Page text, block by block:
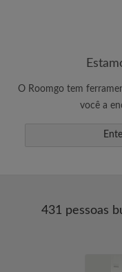
Solicite
changes de
O Roomgo tem
você a
431 pessoas